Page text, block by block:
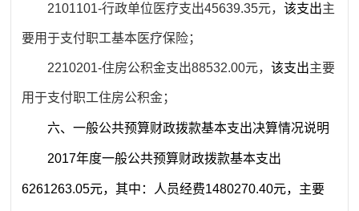
2101101-行政单位医疗支出45639.35元，该支出主
要用于支付职工基本医疗保险；
2210201-住房公积金支出88532.00元，该支出主要
用于支付职工住房公积金；
六、一般公共预算财政拨款基本支出决算情况说明
2017年度一般公共预算财政拨款基本支出
6261263.05元，其中：人员经费1480270.40元，主要